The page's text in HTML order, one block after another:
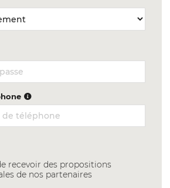
recevoir des propositions
de nos partenaires